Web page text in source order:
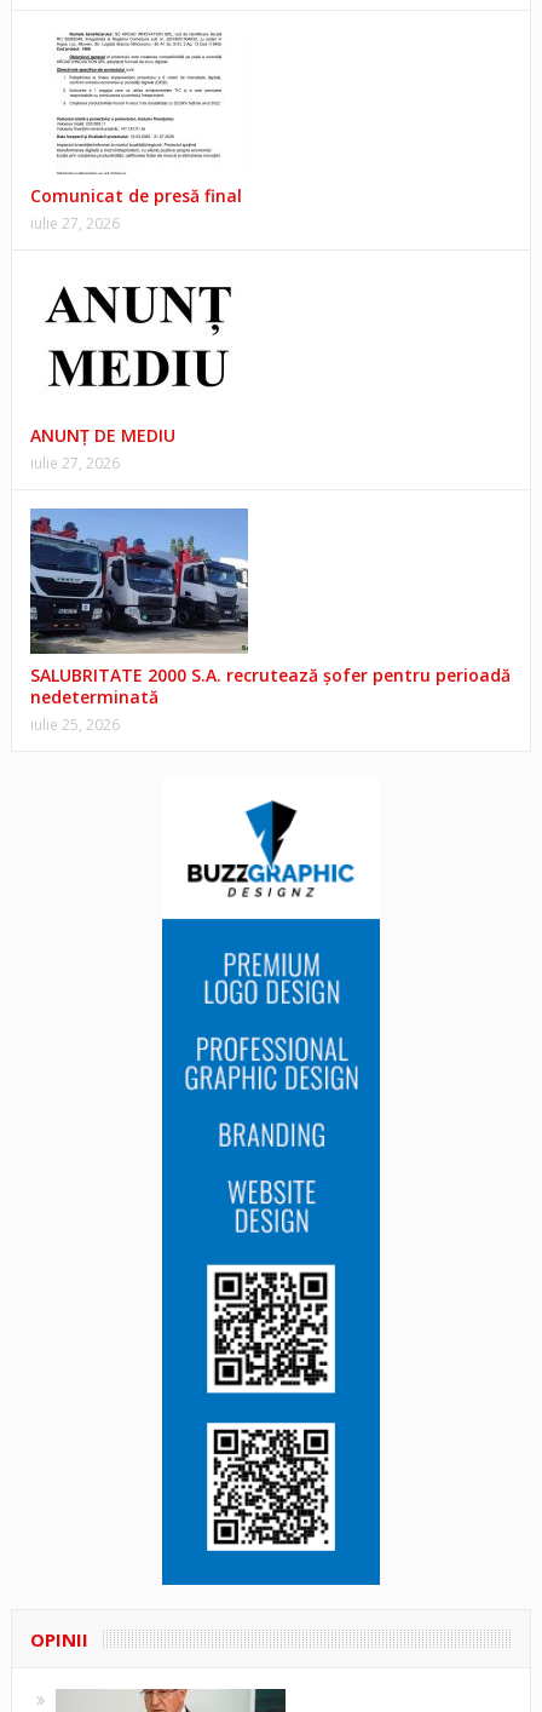
Comunicat de presă final
iulie 27, 2026
ANUNŢ DE MEDIU
iulie 27, 2026
SALUBRITATE 2000 S.A. recrutează șofer pentru perioadă
nedeterminată
iulie 25, 2026
OPINII